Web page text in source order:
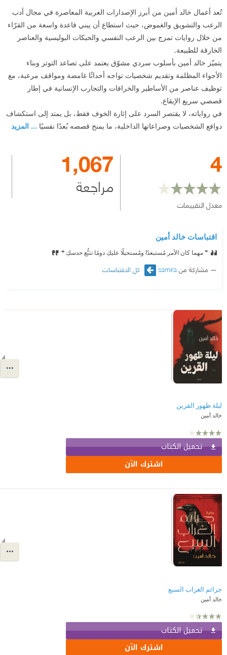
تُعد أعمال خالد أمين من أبرز الإصدارات العربية المعاصرة في مجال أدب
الرعب والتشويق والغموض، حيث استطاع أن يبني قاعدة واسعة من القرّاء
من خلال روايات تمزج بين الرعب النفسي والحبكات البوليسية والعناصر
الخارقة للطبيعة.
يتميّز خالد أمين بأسلوب سردي مشوّق يعتمد على تصاعد التوتر وبناء
الأجواء المظلمة وتقديم شخصيات تواجه أحداثًا غامضة ومواقف مرعبة، مع
توظيف عناصر من الأساطير والخرافات والتجارب الإنسانية في إطار
قصصي سريع الإيقاع.
في رواياته، لا يقتصر السرد على إثارة الخوف فقط، بل يمتد إلى استكشاف
دوافع الشخصيات وصراعاتها الداخلية، ما يمنح قصصه بُعدًا نفسيًا ... المزيد
4
معدل التقييمات
1,067
مراجعة
اقتباسات خالد أمين
❞ مهما كان الأمر مُستبعدًا ومُستحيلًا عليكِ دومًا تتبُّع حدسكِ ❝
مشاركة منsamira كل الاقتباسات
ليلة ظهور القرين
خالد أمين
تحميل الكتاب
اشترك الآن
جرائم الغراب السبع
خالد أمين
تحميل الكتاب
اشترك الآن